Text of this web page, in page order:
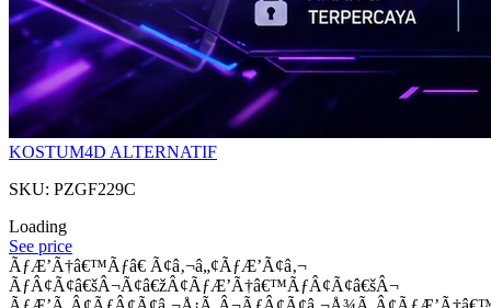
KOSTUM4D ALTERNATIF
SKU: PZGF229C
Loading
See price
ÃƒÆ’Ã†â€™Ãƒâ€ Ã¢â‚¬â„¢ÃƒÆ’Ã¢â‚¬
ÃƒÂ¢Ã¢â€šÂ¬Ã¢â€žÂ¢ÃƒÆ’Ã†â€™ÃƒÂ¢Ã¢â€šÂ¬